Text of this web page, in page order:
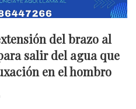
del brazo al
salir del agua que
en el hombro